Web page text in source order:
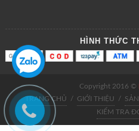
HÌNH THỨC
Copyright 2016 ©
TRANG CHỦ
/ GIỚI THIỆU /
KIỂM TRA